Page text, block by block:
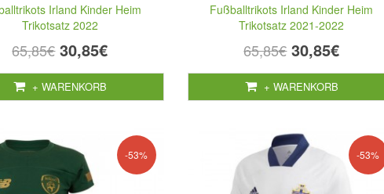
Irland Kinder Heim
Trikotsatz 2022
65,85€ 30,85€
+ WARENKORB
Fußballtrikots Irland Kinder Heim
Trikotsatz 2021-2022
65,85€ 30,85€
+ WARENKORB
-53% -53%